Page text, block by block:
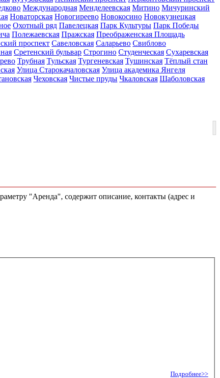
Международная Менделеевская Митино Мичуринский
Новаторская Новогиреево Новокосино Новокузнецкая
Охотный ряд Павелецкая Парк Культуры Парк Победы
Полежаевская Пражская Преображенская Площадь
проспект Савеловская Саларьево Свиблово
Сретенский бульвар Строгино Студенческая Сухаревская
Трубная Тульская Тургеневская Тушинская Тёплый стан
Улица Старокачаловская Улица академика Янгеля
Чеховская Чистые пруды Чкаловская Шаболовская
"Аренда", содержит описание, контакты (адрес и
Подробнее>>